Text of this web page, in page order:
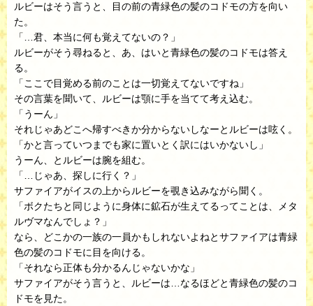
ルビーはそう言うと、目の前の青緑色の髪のコドモの方を向い
た。
「…君、本当に何も覚えてないの？」
ルビーがそう尋ねると、あ、はいと青緑色の髪のコドモは答え
る。
「ここで目覚める前のことは一切覚えてないですね」
その言葉を聞いて、ルビーは顎に手を当てて考え込む。
「うーん」
それじゃあどこへ帰すべきか分からないしなーとルビーは呟く。
「かと言っていつまでも家に置いとく訳にはいかないし」
うーん、とルビーは腕を組む。
「…じゃあ、探しに行く？」
サファイアがイスの上からルビーを覗き込みながら聞く。
「ボクたちと同じように身体に鉱石が生えてるってことは、メタ
ルヴマなんでしょ？」
なら、どこかの一族の一員かもしれないよねとサファイアは青緑
色の髪のコドモに目を向ける。
「それなら正体も分かるんじゃないかな」
サファイアがそう言うと、ルビーは…なるほどと青緑色の髪のコ
ドモを見た。